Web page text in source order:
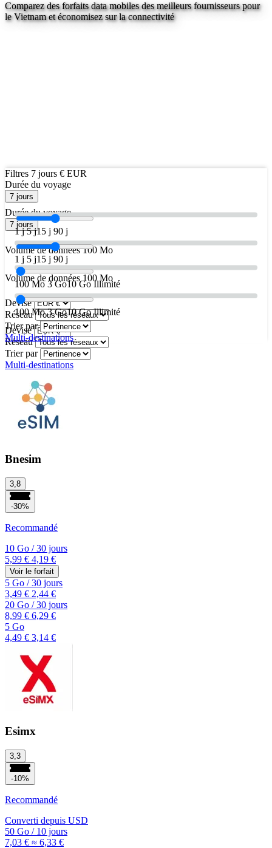
Comparez des forfaits data mobiles des meilleurs fournisseurs pour
le Vietnamet économisez sur la connectivité
Filtres 7 jours € EUR
Durée du voyage
7 jours
1 j 5 j15 j 90 j
Volume de données 100 Mo
100 Mo 3 Go10 Go Illimité
Devise
Réseau
Trier par
Multi-destinations
Durée du voyage
7 jours
1 j 5 j15 j 90 j
Volume de données 100 Mo
100 Mo 3 Go10 Go Illimité
Devise
Réseau
Trier par
Multi-destinations
Bnesim
3,8
-30%
Recommandé
10 Go /30 jours
5,99 € 4,19 €
Voir le forfait
5 Go /30 jours
3,49 € 2,44 €
20 Go /30 jours
8,99 € 6,29 €
5 Go
4,49 € 3,14 €
Esimx
3,3
-10%
Recommandé
Converti depuis USD
50 Go /10 jours
7,03 € ≈ 6,33 €